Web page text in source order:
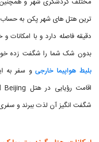
دقیقه فاصله دارد و با امکانات
بدون شک شما را شگفت زده
بلیط هواپیما خارجیو سفر به
شگفت انگیز آن لذت ببرند و سفری